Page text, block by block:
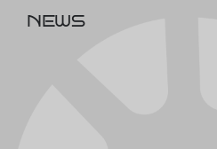
NEWS